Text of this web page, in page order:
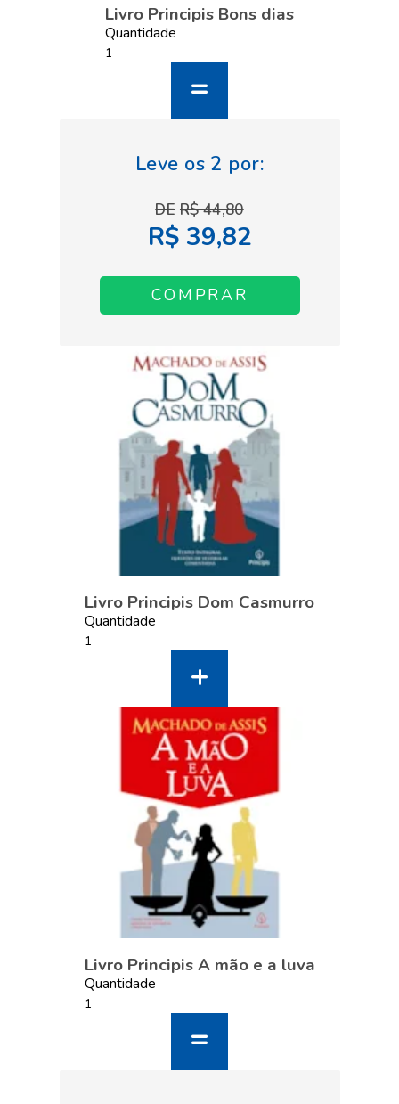
Livro Principis Bons dias
Quantidade
R$ 44,80
R$ 39,82
Livro Principis Dom Casmurro
Quantidade
Livro Principis A mão e a luva
Quantidade